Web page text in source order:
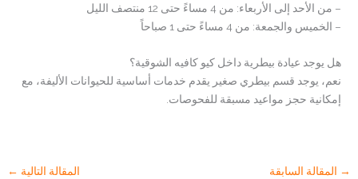
– من الأحد إلى الأربعاء: من 4 مساءً حتى 12 منتصف الليل
– الخميس والجمعة: من 4 مساءً حتى 1 صباحاً
هل يوجد عيادة بيطرية داخل كيو كافيه الشوقية؟
نعم، يوجد قسم بيطري صغير يقدم خدمات أساسية للحيوانات الأليفة، مع
إمكانية حجز مواعيد مسبقة للفحوصات.
→ المقالة السابقة المقالة التالية ←